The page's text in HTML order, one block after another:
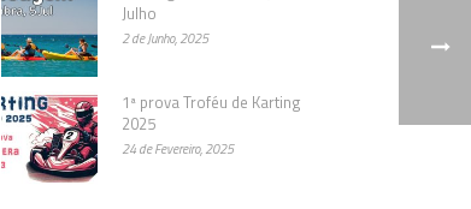
Julho
2 de Junho, 2025
1ª prova Troféu de Karting
2025
24 de Fevereiro, 2025